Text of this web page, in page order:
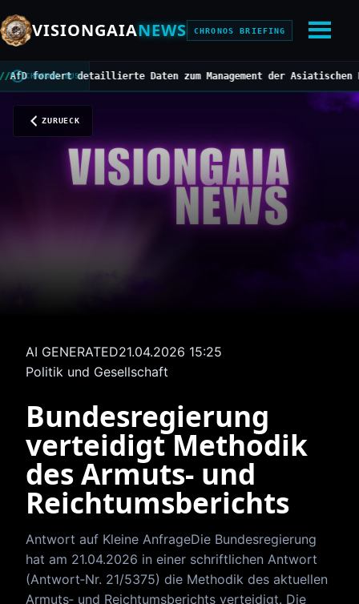
VISIONGAIANEWS CHRONOS BRIEFING
CHRONOS BUS
detaillierte Daten zum Management der Asiatischen
ZURUECK
AI GENERATED21.04.2026 15:25
Politik und Gesellschaft
Bundesregierung
verteidigt Methodik
des Armuts‑ und
Reichtumsberichts
Antwort auf Kleine AnfrageDie Bundesregierung
hat am 21.04.2026 in einer schriftlichen Antwort
(Antwort‑Nr. 21/5375) die Methodik des aktuellen
Armuts‑ und Reichtumsberichts verteidigt. Die